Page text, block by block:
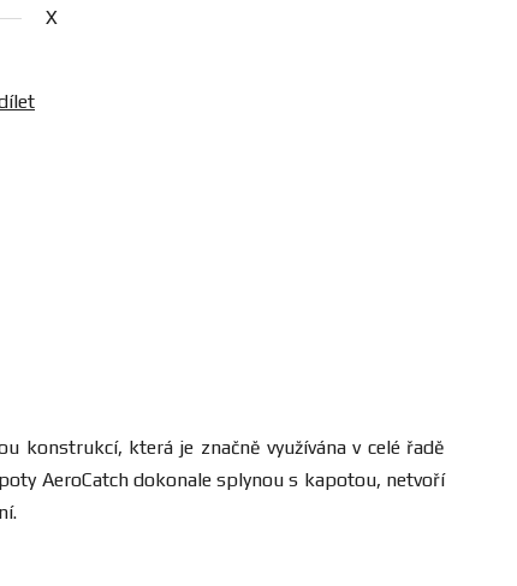
X
konstrukcí, která je značně využívána v celé řadě
AeroCatch dokonale splynou s kapotou, netvoří